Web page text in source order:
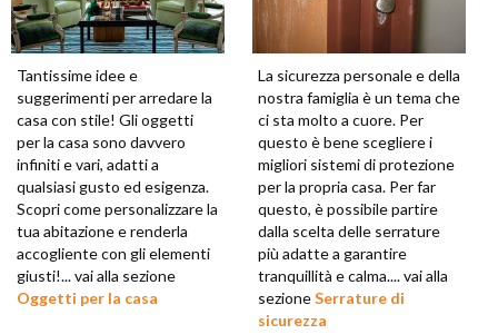
Tantissime idee e
suggerimenti per arredare la
casa con stile! Gli oggetti
per la casa sono davvero
infiniti e vari, adatti a
qualsiasi gusto ed esigenza.
Scopri come personalizzare la
tua abitazione e renderla
accogliente con gli elementi
giusti!... vai alla sezione
Oggetti per la casa
La sicurezza personale e della
nostra famiglia è un tema che
ci sta molto a cuore. Per
questo è bene scegliere i
migliori sistemi di protezione
per la propria casa. Per far
questo, è possibile partire
dalla scelta delle serrature
più adatte a garantire
tranquillità e calma.... vai alla
sezioneSerrature di
sicurezza